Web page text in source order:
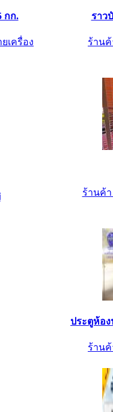
กก.
เครื่อง
ราว
ร้านค้
ร้านค้
ประตูห้อง
ร้านค้